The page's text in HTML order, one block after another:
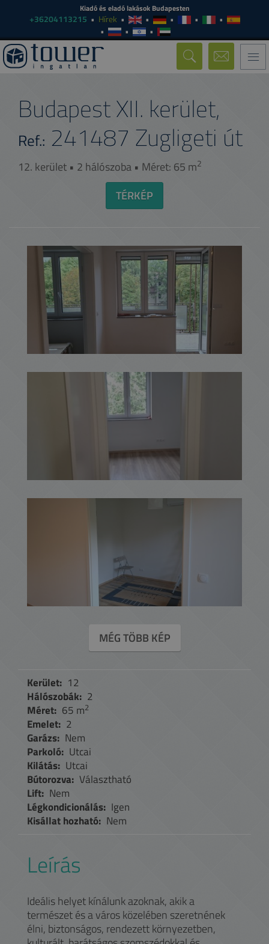
Kiadó és eladó lakások Budapesten
+36204113215 Hírek
Budapest XII. kerület,
Zugligeti út
Ref.: 241487
12. kerület • 2 hálószoba • Méret: 65 m2
TÉRKÉP
MÉG TÖBB KÉP
Kerület: 12
Hálószobák: 2
Méret: 65 m2
Emelet: 2
Garázs: Nem
Parkoló: Utcai
Kilátás: Utcai
Bútorozva: Választható
Lift: Nem
Légkondicionálás: Igen
Kisállat hozható: Nem
Leírás
Ideális helyet kínálunk azoknak, akik a
természet és a város közelében szeretnének
élni, biztonságos, rendezett környezetben,